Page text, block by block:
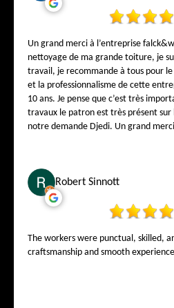
Un grand merci à l’entreprise
nettoyage de ma grande toiture, je
travail, je recommande à tous pour
et la professionnalisme de cette
10 ans. Je pense que c’est très
travaux le patron est très présent sur
notre demande Djedi. Un grand
Robert Sinnott
The workers were punctual, skilled,
craftsmanship and smooth